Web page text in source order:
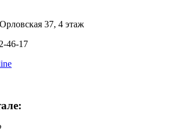
37, 4 этаж
46-17